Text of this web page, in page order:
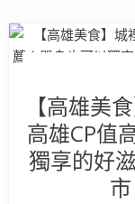
【高雄美
高雄CP值
獨享的好